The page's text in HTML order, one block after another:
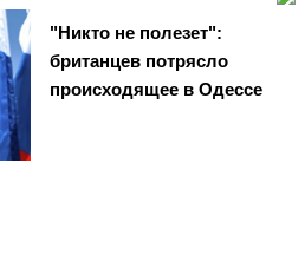
"Никто не полезет":
британцев потрясло
происходящее в Одессе